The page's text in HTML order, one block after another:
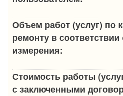
Объем работ (услуг) по
ремонту в
измерения:
Стоимость работы
с заключенными